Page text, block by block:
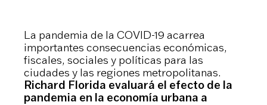
La pandemia de la COVID-19 acarrea
importantes consecuencias económicas,
fiscales, sociales y políticas para las
ciudades y las regiones metropolitanas.
Richard Florida evaluará el efecto de la
pandemia en la economía urbana a